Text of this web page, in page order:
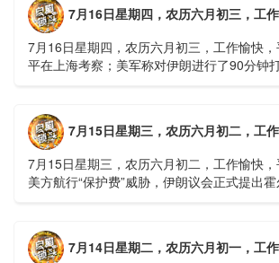
7月16日星期四，农历六月初三，工
7月16日星期四，农历六月初三，工作愉快
平在上海考察；美军称对伊朗进行了90分钟
7月15日星期三，农历六月初二，工
7月15日星期三，农历六月初二，工作愉快
美方航行“保护费”威胁，伊朗议会正式提出
7月14日星期二，农历六月初一，工